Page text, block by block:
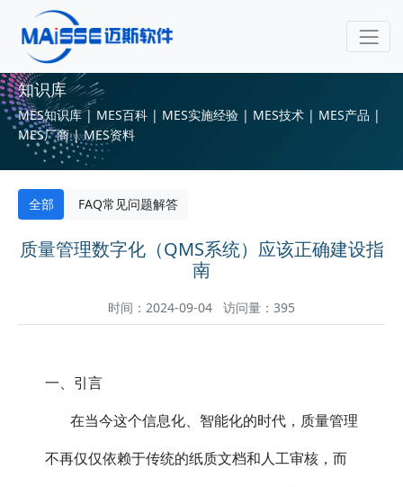
知识库
MES知识库 | MES百科 | MES实施经验 | MES技术 | MES产品 |
MES厂商 | MES资料
全部 FAQ常见问题解答
质量管理数字化（QMS系统）应该正确建设指
南
时间：2024-09-04 访问量：395
一、引言
在当今这个信息化、智能化的时代，质量管理
不再仅仅依赖于传统的纸质文档和人工审核，而